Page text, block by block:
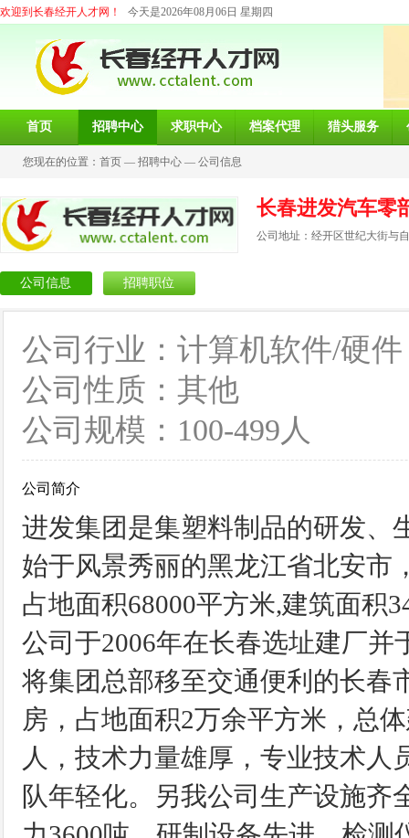
欢迎到长春经开人才网！ 今天是2026年08月06日 星期四
首页 招聘中心 求职中心 档案代理 猎头服务
您现在的位置： 首页 — 招聘中心 — 公司信息
长春进发汽车零
公司地址：经开区世纪大街与
公司信息 招聘职位
公司行业：计算机软件/硬件
公司性质：其他
公司规模：100-499人
公司简介
进发集团是集塑料制品的研发、
始于风景秀丽的黑龙江省北安市
占地面积68000平方米,建筑面积
公司于2006年在长春选址建厂
将集团总部移至交通便利的长春
房，占地面积2万余平方米，总
人，技术力量雄厚，专业技术人
队年轻化。另我公司生产设施齐